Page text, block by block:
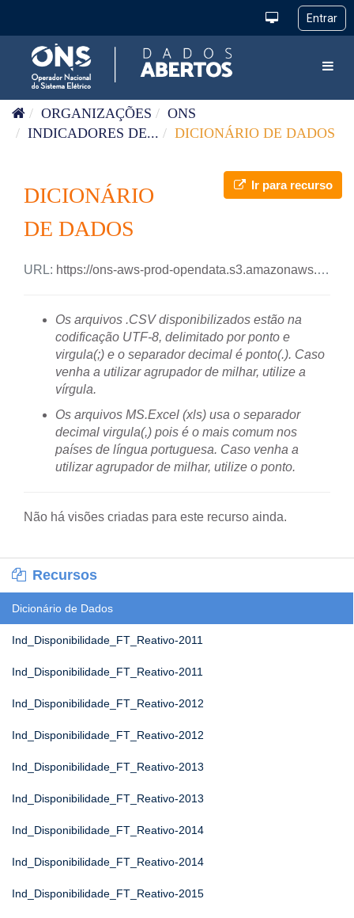
ORGANIZAÇÕES
ONS
INDICADORES DE...
DICIONÁRIO DE DADOS
Ir para recurso
DICIONÁRIO
DE DADOS
URL: https://ons-aws-prod-opendata.s3.amazonaws.com/dataset/ind_disponibilidade_ft_reativo_me/DicionarioDados_Ind_DisponibilidadeTransmissao_FT_Reativo.pdf
Os arquivos .CSV disponibilizados estão na
codificação UTF-8, delimitado por ponto e
virgula(;) e o separador decimal é ponto(.). Caso
venha a utilizar agrupador de milhar, utilize a
vírgula.
Os arquivos MS.Excel (xls) usa o separador
decimal virgula(,) pois é o mais comum nos
países de língua portuguesa. Caso venha a
utilizar agrupador de milhar, utilize o ponto.
Não há visões criadas para este recurso ainda.
Recursos
Dicionário de Dados
Ind_Disponibilidade_FT_Reativo-2011
Ind_Disponibilidade_FT_Reativo-2011
Ind_Disponibilidade_FT_Reativo-2012
Ind_Disponibilidade_FT_Reativo-2012
Ind_Disponibilidade_FT_Reativo-2013
Ind_Disponibilidade_FT_Reativo-2013
Ind_Disponibilidade_FT_Reativo-2014
Ind_Disponibilidade_FT_Reativo-2014
Ind_Disponibilidade_FT_Reativo-2015